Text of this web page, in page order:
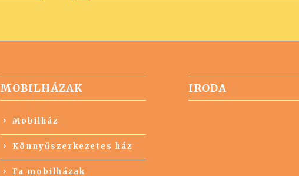
MOBILHÁZAK
Mobilház
Könnyűszerkezetes ház
Fa mobilházak
IRODA